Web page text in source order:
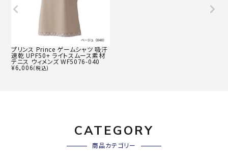
プリンス Prince ゲームシャツ 吸汗
速乾 UPF50+ ライトスムース素材
テニス ウィメンズ WF5076-040
¥6,006(税込)
CATEGORY
商品カテゴリー